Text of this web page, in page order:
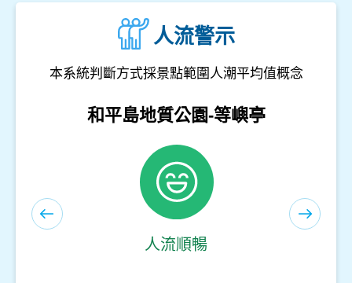
人流警示
本系統判斷方式採景點範圍人潮平均值概念
和平島地質公園-遊客服務中心(室內)
人流順暢